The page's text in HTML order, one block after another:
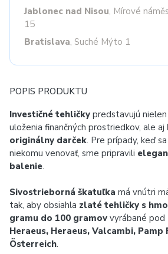
Jablonec nad Nisou, Mírové
15
Bratislava, Suché Mýto 1
POPIS PRODUKTU
Investičné tehličky predstavujú
uloženia finančných prostriedkov, ale aj
originálny darček. Pre prípady, keď
niekomu venovať, sme pripravili
balenie.
Sivostrieborná škatuľka má vnútri
tak, aby obsiahla zlaté tehličky s
gramu do 100 gramov vyrábané pod
Heraeus, Heraeus, Valcambi, Pamp
Österreich.